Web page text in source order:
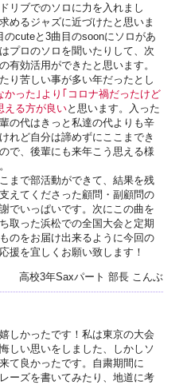
リブでのソロに力を入れまし
めるジャズに近づけたと思いま
cuteと3曲目のsoonにソロがあ
プロのソロを聞いたりして、次
有効活用ができたと思います。
り苦しい事が多い年だったとし
かった｣より｢コロナ禍だったけど
える方が良いと思います。入った
の代はきっと私達の代よりも辛
れど自分は諦めずにここまでき
で、後輩にも来年こう思える様
まで部活動ができて、結果を残
えてくださった顧問・副顧問の
でいっぱいです。次にこの曲を
取った浜松での全国大会と定期
のをお届け出来るように今回の
援を宜しくお願い致します！
高校3年Saxパート 部長 こんぶ
しかったです！私は東京の大会
しい思いをしました、しかしソ
て良かったです。自粛期間に
ーズを書いてみたり、地道に考